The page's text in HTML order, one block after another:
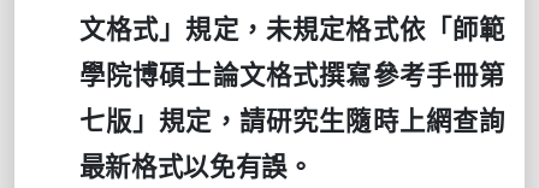
文格式」規定，未規定格式依「師範
學院博碩士論文格式撰寫參考手冊第
七版」規定，請研究生隨時上網查詢
最新格式以免有誤。